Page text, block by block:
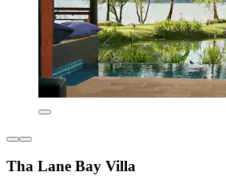
Tha Lane Bay Villa